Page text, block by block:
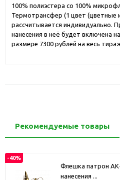
100% полиэстера со 100%
Термотрансфер (1 цвет (цветные
рассчитывается индивидуально.
нанесения в неё будет включена
размере 7300 рублей на весь
Рекомендуемые товары
-40%
Флешка патрон
нанесения ...